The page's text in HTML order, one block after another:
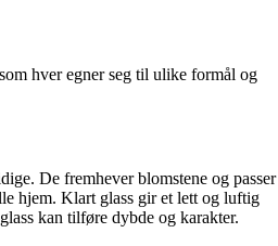
hver egner seg til ulike formål og
De fremhever blomstene og passer
hjem. Klart glass gir et lett og luftig
kan tilføre dybde og karakter.